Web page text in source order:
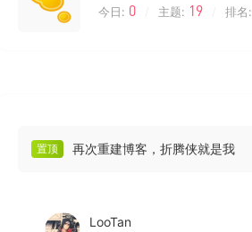
今日: 0 主题: 19 排名:
置顶 再次重建博客，折腾侠就是我
LooTan